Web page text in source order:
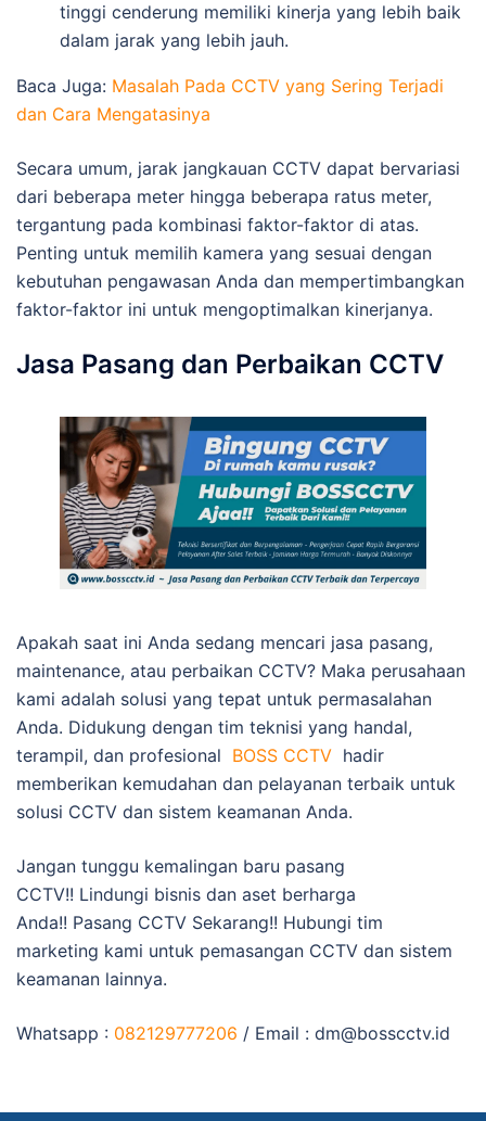
tinggi cenderung memiliki kinerja yang lebih baik
dalam jarak yang lebih jauh.
Baca Juga: Masalah Pada CCTV yang Sering Terjadi
dan Cara Mengatasinya
Secara umum, jarak jangkauan CCTV dapat bervariasi
dari beberapa meter hingga beberapa ratus meter,
tergantung pada kombinasi faktor-faktor di atas.
Penting untuk memilih kamera yang sesuai dengan
kebutuhan pengawasan Anda dan mempertimbangkan
faktor-faktor ini untuk mengoptimalkan kinerjanya.
Jasa Pasang dan Perbaikan CCTV
Apakah saat ini Anda sedang mencari jasa pasang,
maintenance, atau perbaikan CCTV? Maka perusahaan
kami adalah solusi yang tepat untuk permasalahan
Anda. Didukung dengan tim teknisi yang handal,
terampil, dan profesional BOSS CCTV hadir
memberikan kemudahan dan pelayanan terbaik untuk
solusi CCTV dan sistem keamanan Anda.
Jangan tunggu kemalingan baru pasang
CCTV!! Lindungi bisnis dan aset berharga
Anda!! Pasang CCTV Sekarang!! Hubungi tim
marketing kami untuk pemasangan CCTV dan sistem
keamanan lainnya.
Whatsapp : 082129777206 / Email : dm@bosscctv.id